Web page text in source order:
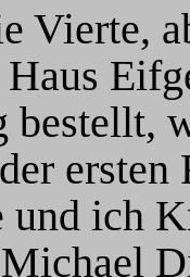
Vierte,
bestellt,
ich